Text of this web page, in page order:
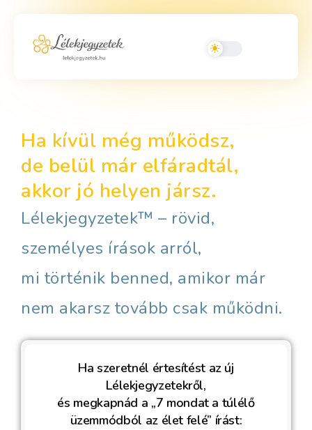
Ha kívül még működsz,
de belül már elfáradtál,
akkor jó helyen jársz.
Lélekjegyzetek™ – rövid,
személyes írások arról,
mi történik benned, amikor már
nem akarsz tovább csak működni.
Ha szeretnél értesítést az új
Lélekjegyzetekről,
és megkapnád a „7 mondat a túlélő
üzemmódból az élet felé” írást: